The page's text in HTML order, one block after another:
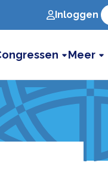
Inloggen
Meer